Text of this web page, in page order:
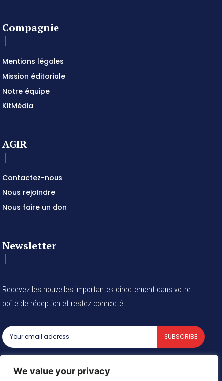
We value your privacy
Compagnie
Mentions légales
Mission éditoriale
Notre équipe
KitMédia
AGIR
Contactez-nous
Nous rejoindre
Nous faire un don
Newsletter
Recevez les nouvelles importantes directement dans votre
boîte de réception et restez connecté !
SUBSCRIBE